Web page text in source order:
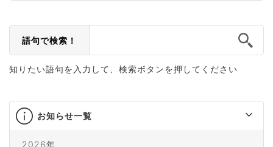
語句で検索！
知りたい語句を入力して、検索ボタンを押してください
お知らせ一覧
2026年